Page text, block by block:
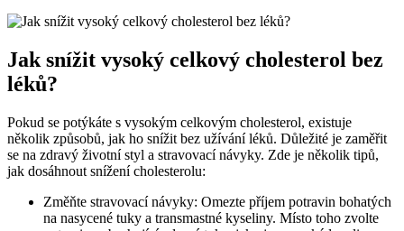
Jak snížit vysoký‌ celkový cholesterol bez
⁤léků?
Pokud se potýkáte⁣ s ‌vysokým⁣ celkovým ⁣cholesterol, ​existuje
několik způsobů, jak‍ ho ⁣snížit ‌bez užívání ⁤léků.‌ Důležité je zaměřit⁤
se na ⁣zdravý životní styl a stravovací⁣ návyky.⁤ Zde je několik tipů,
‍jak dosáhnout snížení cholesterolu:
Změňte ‍stravovací návyky: Omezte příjem potravin bohatých
na nasycené tuky a transmastné ⁣kyseliny. Místo toho zvolte